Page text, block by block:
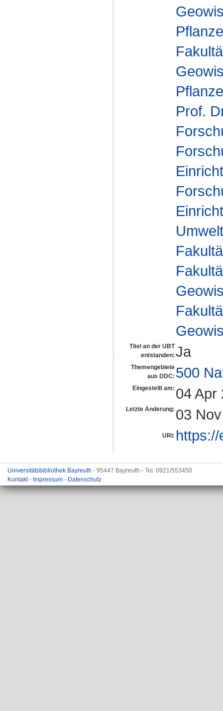
Prof.
Titel an der UBT
entstanden: Ja
Themengebiete
aus DDC: 500
Eingestellt am: 04 Apr
Letzte Änderung: 03
URI:
Universitätsbibliothek Bayreuth - 95447 Bayreuth - Tel. 0921/553450
Kontakt- Impressum - Datenschutz